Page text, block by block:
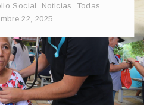
Social Noticias
Todas
22, 2025